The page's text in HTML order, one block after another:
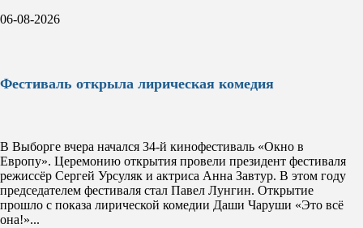
06-08-2026
Фестиваль открыла лирическая комедия
В Выборге вчера начался 34-й кинофестиваль «Окно в
Европу». Церемонию открытия провели президент фестиваля
режиссёр Сергей Урсуляк и актриса Анна Завтур. В этом году
председателем фестиваля стал Павел Лунгин. Открытие
прошло с показа лирической комедии Даши Чаруши «Это всё
она!»...